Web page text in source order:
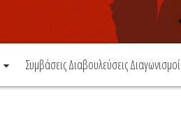
Συμβάσεις Διαβουλεύσεις Διαγωνισμοί